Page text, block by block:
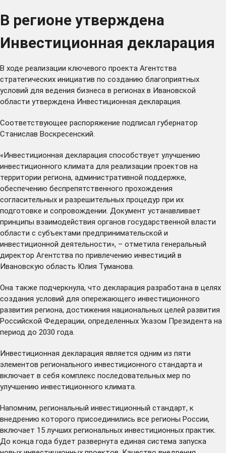
В регионе утверждена
Инвестиционная декларация
В ходе реализации ключевого проекта Агентства
стратегических инициатив по созданию благоприятных
условий для ведения бизнеса в регионах в Ивановской
области утверждена Инвестиционная декларация.
Соответствующее распоряжение подписал губернатор
Станислав Воскресенский.
«Инвестиционная декларация способствует улучшению
инвестиционного климата для реализации проектов на
территории региона, административной поддержке,
обеспечению беспрепятственного прохождения
согласительных и разрешительных процедур при их
подготовке и сопровождении. Документ устанавливает
принципы взаимодействия органов государственной власти
области с субъектами предпринимательской и
инвестиционной деятельности», – отметила генеральный
директор Агентства по привлечению инвестиций в
Ивановскую область Юлия Туманова.
Она также подчеркнула, что декларация разработана в целях
создания условий для опережающего инвестиционного
развития региона, достижения национальных целей развития
Российской Федерации, определенных Указом Президента на
период до 2030 года.
Инвестиционная декларация является одним из пяти
элементов регионального инвестиционного стандарта и
включает в себя комплекс последовательных мер по
улучшению инвестиционного климата.
Напомним, региональный инвестиционный стандарт, к
внедрению которого присоединились все регионы России,
включает 15 лучших региональных инвестиционных практик.
До конца года будет развернута единая система запуска